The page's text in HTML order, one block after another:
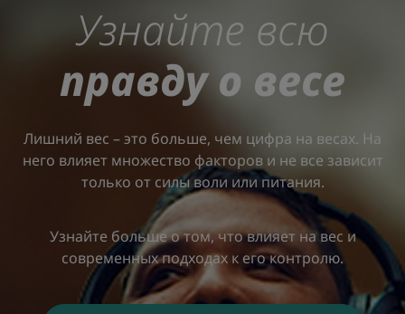
Узнайте всю
правду о весе
Лишний вес – это больше, чем цифра на весах. На
него влияет множество факторов и не все зависит
только от силы воли или питания.
Узнайте больше о том, что влияет на вес и
современных подходах к его контролю.